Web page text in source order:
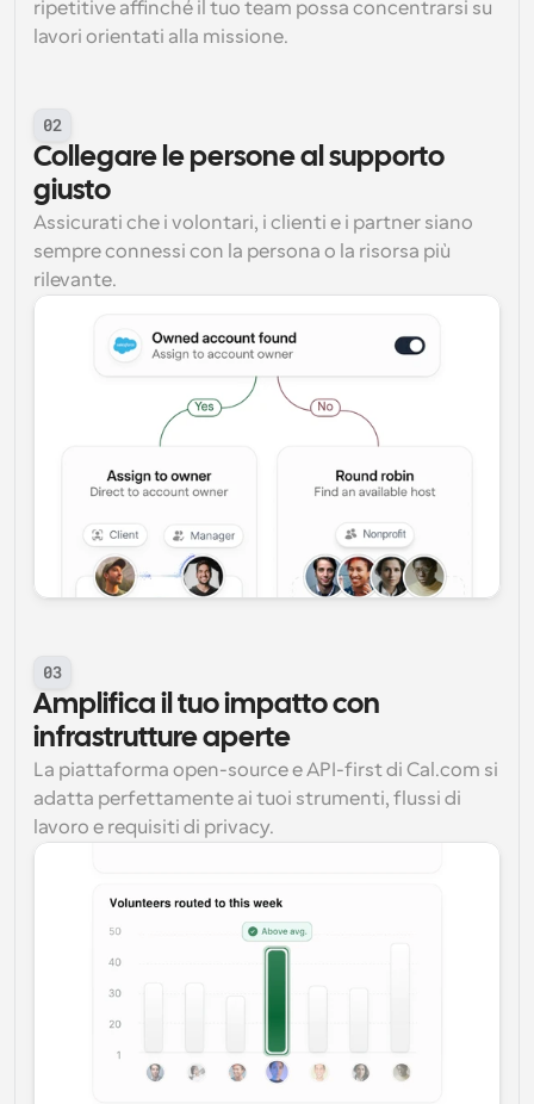
ripetitive affinché il tuo team possa concentrarsi su
lavori orientati alla missione.
02
Collegare le persone al supporto
giusto
Assicurati che i volontari, i clienti e i partner siano
sempre connessi con la persona o la risorsa più
rilevante.
03
Amplifica il tuo impatto con
infrastrutture aperte
La piattaforma open-source e API-first di Cal.com si
adatta perfettamente ai tuoi strumenti, flussi di
lavoro e requisiti di privacy.